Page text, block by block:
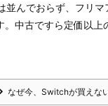
並んでおらず、フリ
中古ですら定価以上
なぜ今、Switchが買え